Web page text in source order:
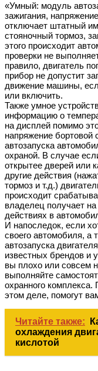
«Умный: модуль
зажигания,
отключает штатный
стояночный тормоз,
этого происходит
проверки не
правило, двигатель
прибор не допустит
движение машины,
или включить.
Также умное
информацию о
на дисплей помимо
напряжение бортовой
автозапуска
охраной. В случае
открытее дверей или
другие действия
тормоз и т.д.)
происходит
владелец получает
действиях в
И напоследок, если
своего автомобиля, а
автозапуска
известных брендов и
вы плохо или совсем
выполняйте
охранного комплекса.
этом деле, помогут
Читайте также:
охлаждения
кислотой